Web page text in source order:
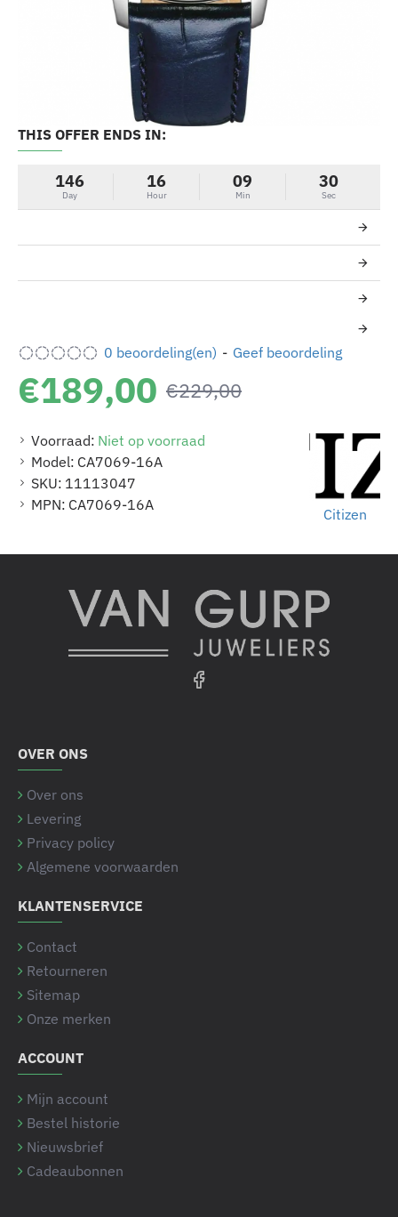
Voorraad: Niet op voorraad
Model: CA7069-16A
SKU: 11113047
MPN: CA7069-16A
Citizen
0 beoordeling(en) - Geef beoordeling
THIS OFFER ENDS IN:
146
Day
16
Hour
09
Min
30
Sec
€189,00 €229,00
OVER ONS
Over ons
Levering
Privacy policy
Algemene voorwaarden
KLANTENSERVICE
Contact
Retourneren
Sitemap
Onze merken
ACCOUNT
Mijn account
Bestel historie
Nieuwsbrief
Cadeaubonnen